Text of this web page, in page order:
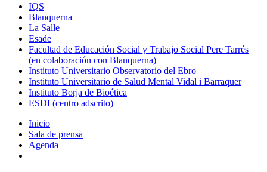
IQS
Blanquerna
La Salle
Esade
Facultad de Educación Social y Trabajo Social Pere Tarrés
(en colaboración con Blanquerna)
Instituto Universitario Observatorio del Ebro
Instituto Universitario de Salud Mental Vidal i Barraquer
Instituto Borja de Bioética
ESDI (centro adscrito)
Inicio
Sala de prensa
Agenda